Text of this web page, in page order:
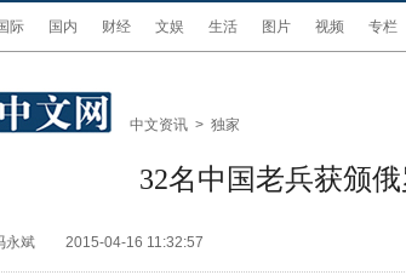
际 国内 财经 文娱 生活 图片 视频 专栏
中文资讯 > 独家
32名中国老兵获颁
永斌 2015-04-16 11:32:57